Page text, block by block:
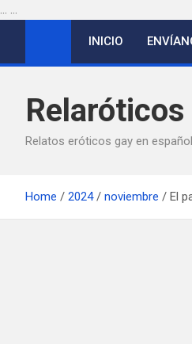
... ...
contenido
INICIO
Relaróticos
Relatos eróticos gay en español
Home 2024 noviembre El